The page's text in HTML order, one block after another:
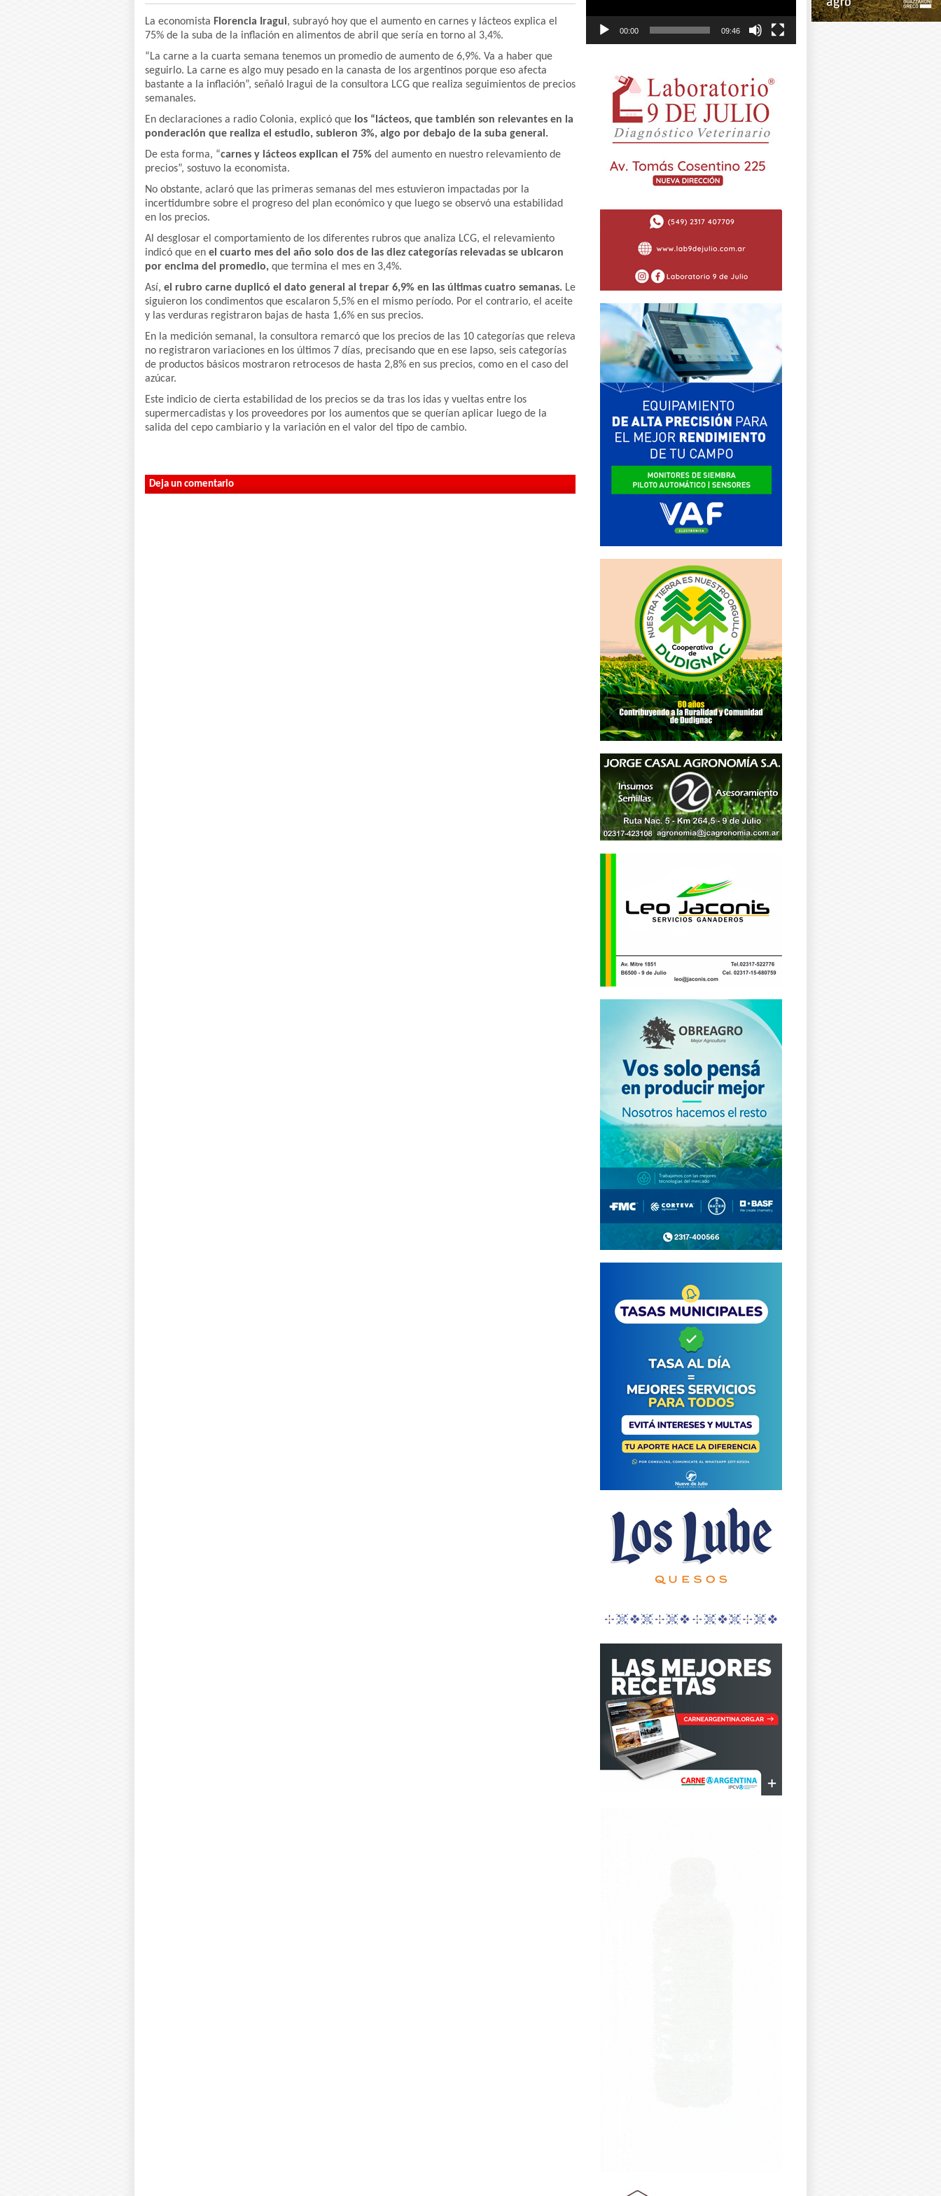
La economista Florencia Iragui, subrayó hoy que el aumento en carnes y lácteos explica el
75% de la suba de la inflación en alimentos de abril que sería en torno al 3,4%.
“La carne a la cuarta semana tenemos un promedio de aumento de 6,9%. Va a haber que
seguirlo. La carne es algo muy pesado en la canasta de los argentinos porque eso afecta
bastante a la inflación”, señaló Iragui de la consultora LCG que realiza seguimientos de precios
semanales.
En declaraciones a radio Colonia, explicó que los “lácteos, que también son relevantes en la
ponderación que realiza el estudio, subieron 3%, algo por debajo de la suba general.
De esta forma, “carnes y lácteos explican el 75% del aumento en nuestro relevamiento de
precios”, sostuvo la economista.
No obstante, aclaró que las primeras semanas del mes estuvieron impactadas por la
incertidumbre sobre el progreso del plan económico y que luego se observó una estabilidad
en los precios.
Al desglosar el comportamiento de los diferentes rubros que analiza LCG, el relevamiento
indicó que en el cuarto mes del año solo dos de las diez categorías relevadas se ubicaron
por encima del promedio, que termina el mes en 3,4%.
Así, el rubro carne duplicó el dato general al trepar 6,9% en las últimas cuatro semanas. Le
siguieron los condimentos que escalaron 5,5% en el mismo período. Por el contrario, el aceite
y las verduras registraron bajas de hasta 1,6% en sus precios.
En la medición semanal, la consultora remarcó que los precios de las 10 categorías que releva
no registraron variaciones en los últimos 7 días, precisando que en ese lapso, seis categorías
de productos básicos mostraron retrocesos de hasta 2,8% en sus precios, como en el caso del
azúcar.
Este indicio de cierta estabilidad de los precios se da tras los idas y vueltas entre los
supermercadistas y los proveedores por los aumentos que se querían aplicar luego de la
salida del cepo cambiario y la variación en el valor del tipo de cambio.
Deja un comentario
00:00 09:46